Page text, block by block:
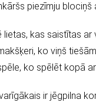
piezīmju blociņš
kas saistītas ar
ko viņš
ko spēlēt kopā
ir jēgpilna